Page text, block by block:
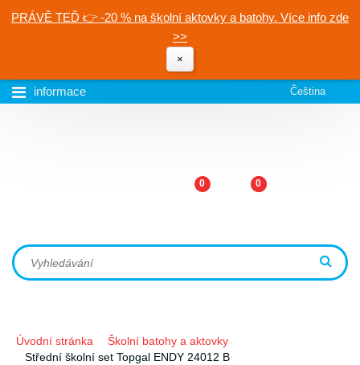
PRÁVĚ TEĎ 👉 -20 % na školní aktovky a batohy. Více info zde
>>
×
informace Čeština
0 0
Úvodní stránka
Školní batohy a aktovky
Střední školní set Topgal ENDY 24012 B